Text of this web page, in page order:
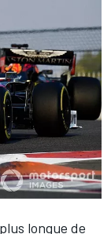
longue de